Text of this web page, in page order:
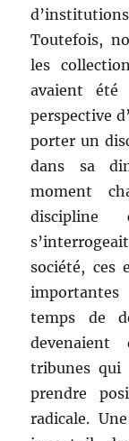
Toutefois,
les
avaient été
perspective
porter un
dans sa
moment
discipline
société, ces
importantes
temps de
devenaient
tribunes qui
prendre
radicale.